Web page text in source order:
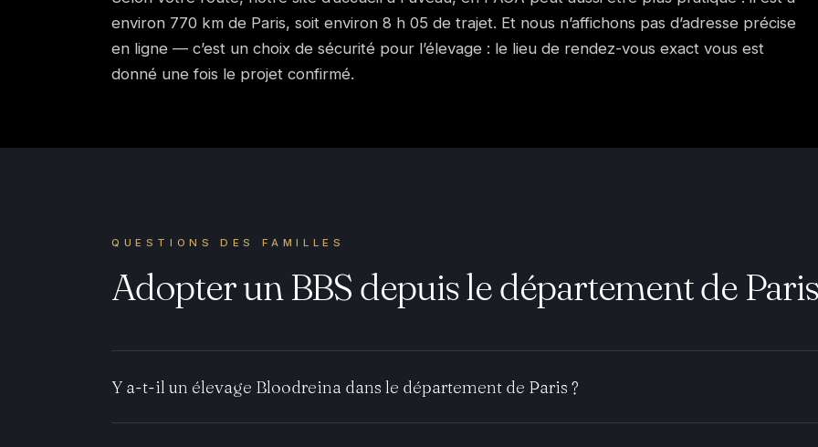
environ 770 km de Paris, soit environ 8 h 05 de trajet. Et nous n’affichons pas d’adresse précise
en ligne — c’est un choix de sécurité pour l’élevage : le lieu de rendez-vous exact vous est
donné une fois le projet confirmé.
QUESTIONS DES FAMILLES
Adopter un BBS depuis le département de Paris
Y a-t-il un élevage Bloodreina dans le département de Paris ?